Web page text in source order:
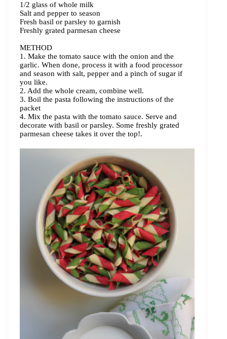
1/2 glass of whole milk
Salt and pepper to season
Fresh basil or parsley to garnish
Freshly grated parmesan cheese
METHOD
1. Make the tomato sauce with the onion and the
garlic. When done, process it with a food processor
and season with salt, pepper and a pinch of sugar if
you like.
2. Add the whole cream, combine well.
3. Boil the pasta following the instructions of the
packet
4. Mix the pasta with the tomato sauce. Serve and
decorate with basil or parsley. Some freshly grated
parmesan cheese takes it over the top!.